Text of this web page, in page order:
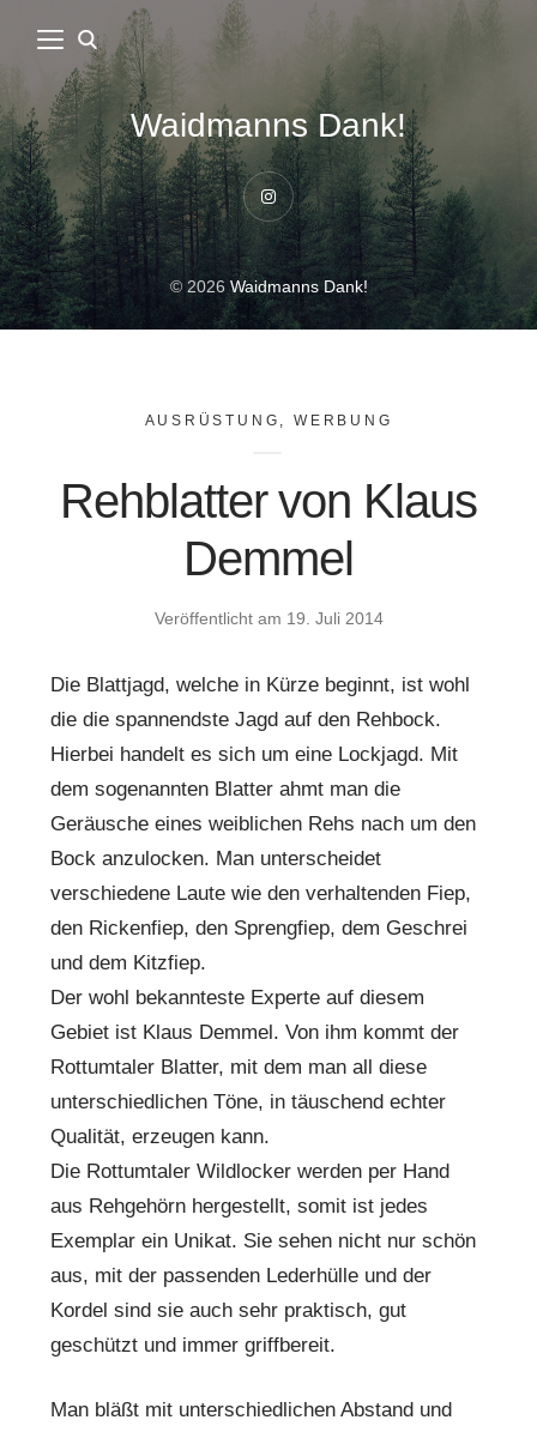
Waidmanns Dank!
Instagram
© 2026Waidmanns Dank!
AUSRÜSTUNG WERBUNG
Rehblatter von Klaus
Demmel
Veröffentlicht am 19. Juli 2014
Die Blattjagd, welche in Kürze beginnt, ist wohl
die die spannendste Jagd auf den Rehbock.
Hierbei handelt es sich um eine Lockjagd. Mit
dem sogenannten Blatter ahmt man die
Geräusche eines weiblichen Rehs nach um den
Bock anzulocken. Man unterscheidet
verschiedene Laute wie den verhaltenden Fiep,
den Rickenfiep, den Sprengfiep, dem Geschrei
und dem Kitzfiep.
Der wohl bekannteste Experte auf diesem
Gebiet ist Klaus Demmel. Von ihm kommt der
Rottumtaler Blatter, mit dem man all diese
unterschiedlichen Töne, in täuschend echter
Qualität, erzeugen kann.
Die Rottumtaler Wildlocker werden per Hand
aus Rehgehörn hergestellt, somit ist jedes
Exemplar ein Unikat. Sie sehen nicht nur schön
aus, mit der passenden Lederhülle und der
Kordel sind sie auch sehr praktisch, gut
geschützt und immer griffbereit.
Man bläßt mit unterschiedlichen Abstand und